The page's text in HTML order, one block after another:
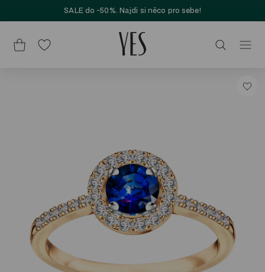
SALE do -50%. Najdi si něco pro sebe!